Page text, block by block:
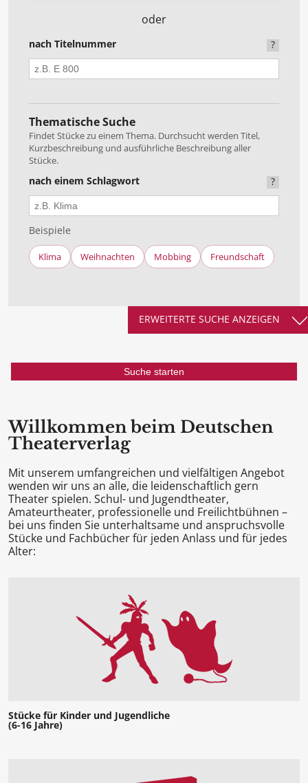
oder
?
nach Titelnummer
Thematische Suche
Findet Stücke zu einem Thema. Durchsucht werden Titel,
Kurzbeschreibung und ausführliche Beschreibung aller
Stücke.
?
nach einem Schlagwort
Beispiele
Klima Weihnachten Mobbing Freundschaft
ERWEITERTE SUCHE ANZEIGEN
Willkommen beim Deutschen
Theaterverlag
Mit unserem umfangreichen und vielfältigen Angebot
wenden wir uns an alle, die leidenschaftlich gern
Theater spielen. Schul- und Jugendtheater,
Amateurtheater, professionelle und Freilichtbühnen –
bei uns finden Sie unterhaltsame und anspruchsvolle
Stücke und Fachbücher für jeden Anlass und für jedes
Alter:
Stücke für Kinder und Jugendliche
(6-16 Jahre)